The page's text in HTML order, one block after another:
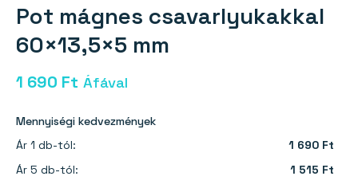
Pot mágnes csavarlyukakkal
60×13,5×5 mm
1 690 Ft Áfával
Mennyiségi kedvezmények
Ár 1 db-tól:
1 690 Ft
Ár 5 db-tól:
1 515 Ft